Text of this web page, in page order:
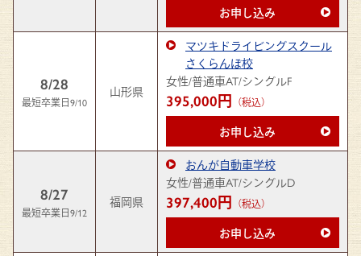
お申し込み
8/28
最短卒業日9/10
山形県
マツキドライビングスクール
さくらんぼ校
女性/普通車AT/シングルF
395,000円 （税込）
お申し込み
8/27
最短卒業日9/12
福岡県
おんが自動車学校
女性/普通車AT/シングルD
397,400円 （税込）
お申し込み